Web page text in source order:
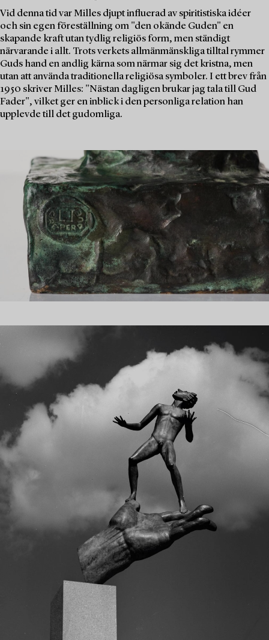
Vid denna tid var Milles djupt influerad av spiritistiska idéer
och sin egen föreställning om "den okände Guden" en
skapande kraft utan tydlig religiös form, men ständigt
närvarande i allt. Trots verkets allmänmänskliga tilltal rymmer
Guds hand en andlig kärna som närmar sig det kristna, men
utan att använda traditionella religiösa symboler. I ett brev från
1950 skriver Milles: "Nästan dagligen brukar jag tala till Gud
Fader", vilket ger en inblick i den personliga relation han
upplevde till det gudomliga.